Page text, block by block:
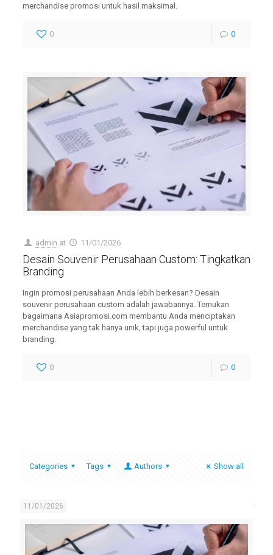
merchandise promosi untuk hasil maksimal.
0 0
admin at 11/01/2026
Desain Souvenir Perusahaan Custom: Tingkatkan
Branding
Ingin promosi perusahaan Anda lebih berkesan? Desain
souvenir perusahaan custom adalah jawabannya. Temukan
bagaimana Asiapromosi.com membantu Anda menciptakan
merchandise yang tak hanya unik, tapi juga powerful untuk
branding.
0 0
Categories Tags Authors Show all
11/01/2026